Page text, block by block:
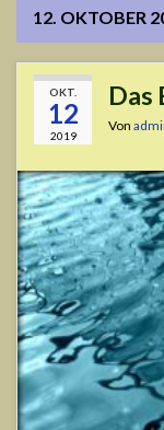
12. OKTOBER
OKT.
12
2019
Das
Von